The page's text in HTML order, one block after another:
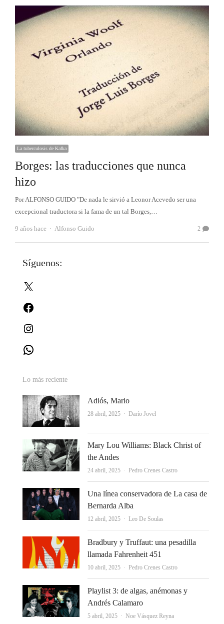
La tuberculosis de Kafka
Borges: las traducciones que nunca
hizo
Por ALFONSO GUIDO "De nada le sirvió a Leonor Acevedo ser una
excepcional traductora si la fama de un tal Borges,…
9 años hace Autor
Alfonso Guido 2
Síguenos:
Lo más reciente
Adiós, Mario
28 abril, 2025 Autor
Darío Jovel
Mary Lou Williams: Black Christ of
the Andes
24 abril, 2025 Autor
Pedro Crenes Castro
Una línea conservadora de La casa de
Bernarda Alba
12 abril, 2025 Autor
Leo De Soulas
Bradbury y Truffaut: una pesadilla
llamada Fahrenheit 451
10 abril, 2025 Autor
Pedro Crenes Castro
Playlist 3: de algas, anémonas y
Andrés Calamaro
5 abril, 2025 Autor
Noe Vásquez Reyna